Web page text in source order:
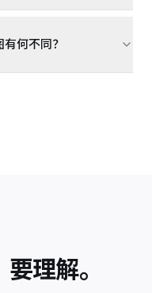
何不同？
理解。